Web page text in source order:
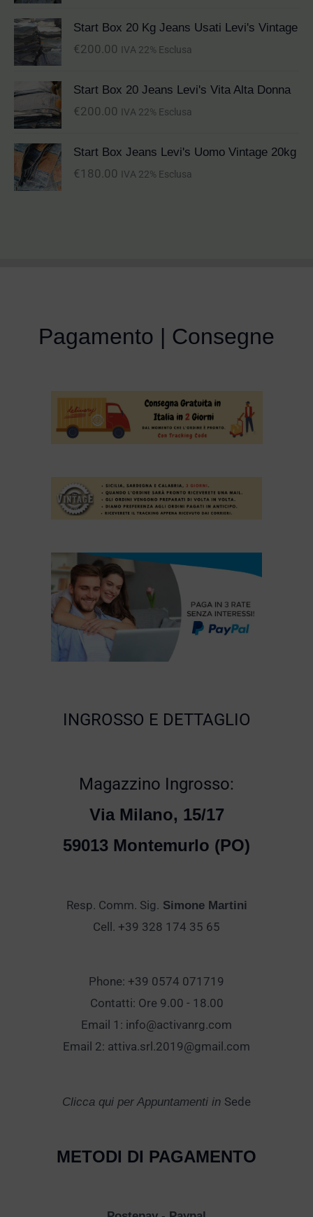
Start Box 20 Kg Jeans Usati Levi's Vintage
€200.00 IVA 22% Esclusa
Start Box 20 Jeans Levi's Vita Alta Donna
€200.00 IVA 22% Esclusa
Start Box Jeans Levi's Uomo Vintage 20kg
€ 180.00 IVA 22% Esclusa
Pagamento | Consegne
INGROSSO E DETTAGLIO
Magazzino Ingrosso:
Via Milano, 15/17
59013 Montemurlo (PO)
Resp. Comm. Sig. Simone Martini
Cell. +39 328 174 35 65
Phone: +39 0574 071719
Contatti: Ore 9.00 - 18.00
Email 1: info@activanrg.com
Email 2: attiva.srl.2019@gmail.com
Clicca qui per Appuntamenti in Sede
METODI DI PAGAMENTO